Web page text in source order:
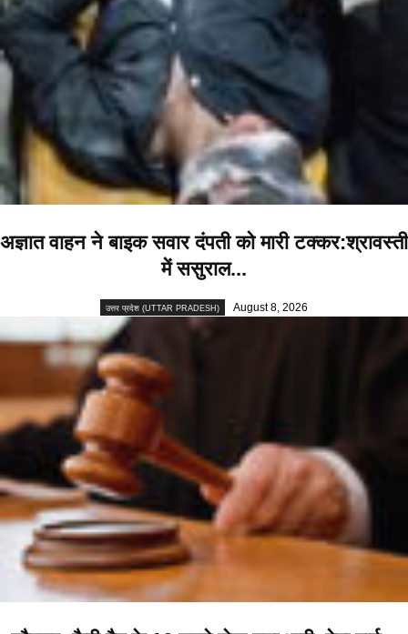
अज्ञात वाहन ने बाइक सवार दंपती को मारी टक्कर:श्रावस्ती
में ससुराल...
उत्तर प्रदेश (UTTAR PRADESH) August 8, 2026